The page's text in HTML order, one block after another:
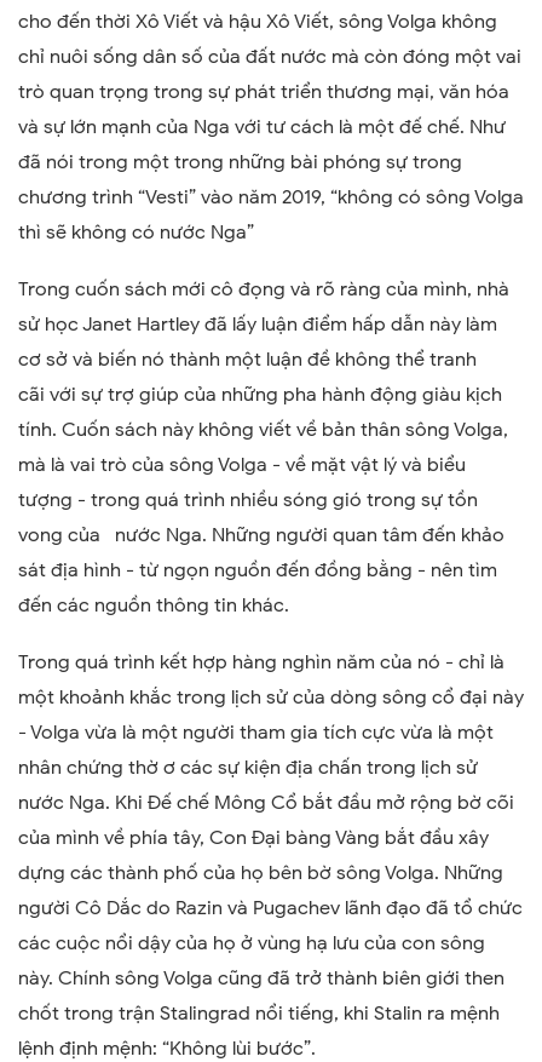
cho đến thời Xô Viết và hậu Xô Viết, sông Volga không
chỉ nuôi sống dân số của đất nước mà còn đóng một vai
trò quan trọng trong sự phát triển thương mại, văn hóa
và sự lớn mạnh của Nga với tư cách là một đế chế. Như
đã nói trong một trong những bài phóng sự trong
chương trình “Vesti” vào năm 2019, “không có sông Volga
thì sẽ không có nước Nga”
Trong cuốn sách mới cô đọng và rõ ràng của mình, nhà
sử học Janet Hartley đã lấy luận điểm hấp dẫn này làm
cơ sở và biến nó thành một luận đề không thể tranh
cãi với sự trợ giúp của những pha hành động giàu kịch
tính. Cuốn sách này không viết về bản thân sông Volga,
mà là vai trò của sông Volga - về mặt vật lý và biểu
tượng - trong quá trình nhiều sóng gió trong sự tồn
vong của
nước Nga. Những người quan tâm đến khảo
sát địa hình - từ ngọn nguồn đến đồng bằng - nên tìm
đến các nguồn thông tin khác.
Trong quá trình kết hợp hàng nghìn năm của nó - chỉ là
một khoảnh khắc trong lịch sử của dòng sông cổ đại này
- Volga vừa là một người tham gia tích cực vừa là một
nhân chứng thờ ơ các sự kiện địa chấn trong lịch sử
nước Nga. Khi Đế chế Mông Cổ bắt đầu mở rộng bờ cõi
của mình về phía tây, Con Đại bàng Vàng bắt đầu xây
dựng các thành phố của họ bên bờ sông Volga. Những
người Cô Dắc do Razin và Pugachev lãnh đạo đã tổ chức
các cuộc nổi dậy của họ ở vùng hạ lưu của con sông
này. Chính sông Volga cũng đã trở thành biên giới then
chốt trong trận Stalingrad nổi tiếng, khi Stalin ra mệnh
lệnh định mệnh: “Không lùi bước”.